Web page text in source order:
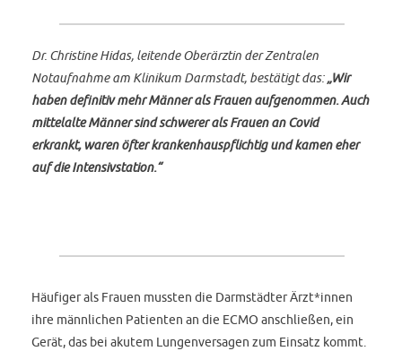
Dr. Christine Hidas, leitende Oberärztin der Zentralen
Notaufnahme am Klinikum Darmstadt, bestätigt das:„Wir
haben definitiv mehr Männer als Frauen aufgenommen. Auch
mittelalte Männer sind schwerer als Frauen an Covid
erkrankt, waren öfter krankenhauspflichtig und kamen eher
auf die Intensivstation.“
Häufiger als Frauen mussten die Darmstädter Ärzt*innen
ihre männlichen Patienten an die ECMO anschließen, ein
Gerät, das bei akutem Lungenversagen zum Einsatz kommt.